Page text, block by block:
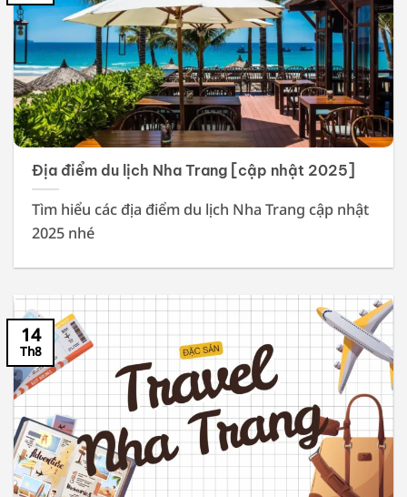
Địa điểm du lịch Nha Trang [cập nhật 2025]
Tìm hiểu các địa điểm du lịch Nha Trang cập nhật
2025 nhé
14
Th8